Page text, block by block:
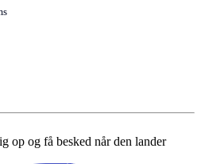
op og få besked når den lander